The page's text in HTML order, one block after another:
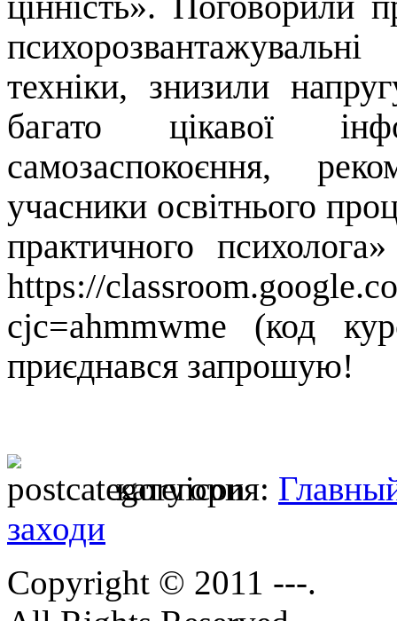
техніки, знизили
багато цікавої
самозаспокоєння,
учасники освітнього
практичного
https://
cjc=ahmmwme (код
приєднався запрошую!
категория:
заходи
Copyright © 2011 ---.